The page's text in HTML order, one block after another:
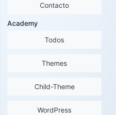
Contacto
Academy
Todos
Themes
Child-Theme
WordPress